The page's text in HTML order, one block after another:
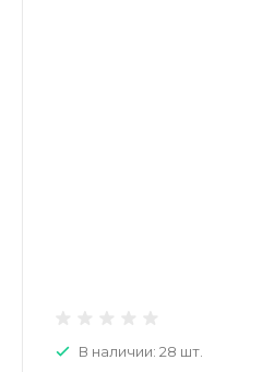
В наличии: 28 шт.